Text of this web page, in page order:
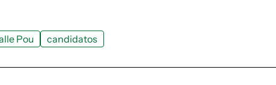
Pou candidatos